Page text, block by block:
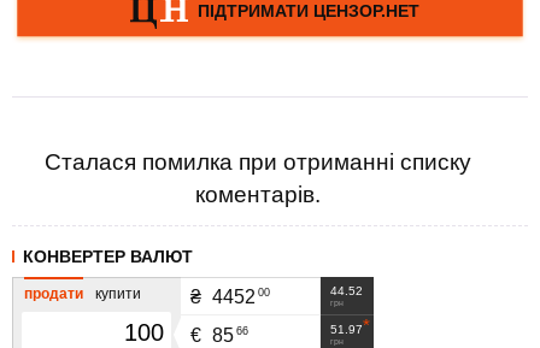
Сталася помилка при отриманні списку
коментарів.
КОНВЕРТЕР ВАЛЮТ
продати купити 44.52
грн
₴ 4452 00
51.97
грн
€ 85 66